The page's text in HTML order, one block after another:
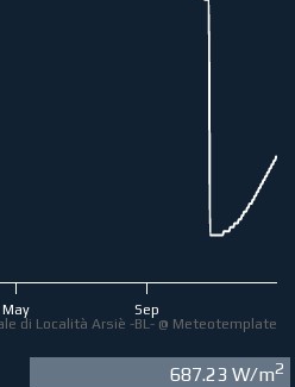
May Sep
di Località Arsiè -BL- @ Meteotemplate
687.23 W/m2